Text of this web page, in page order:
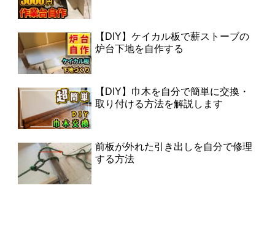
【DIY】ケイカル板で薪ストーブの
炉台下地を自作する
【DIY】巾木を自分で簡単に交換・
取り付ける方法を解説します
前板が外れた引き出しを自分で修理
する方法